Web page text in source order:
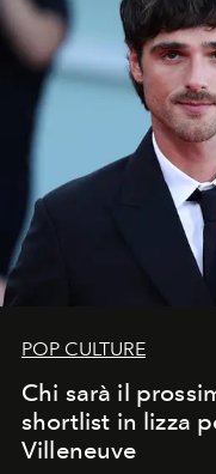
POP CULTURE
Chi sarà il
shortlist in lizza
Villeneuve